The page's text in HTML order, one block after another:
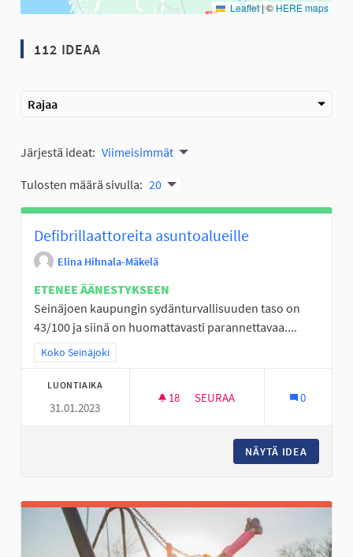
Leaflet |© HERE maps
112 IDEAA
Rajaa
Järjestä ideat: Viimeisimmät
Tulosten määrä sivulla: 20
Defibrillaattoreita asuntoalueille
Elina Hihnala-Mäkelä
ETENEE ÄÄNESTYKSEEN
Seinäjoen kaupungin sydänturvallisuuden taso on
43/100 ja siinä on huomattavasti parannettavaa....
Rajaa tulokset teeman mukaan: Koko Seinäjoki
Koko Seinäjoki
LUONTIAIKA
31.01.2023
18 18 SEURAAJAA
SEURAA 0
NÄYTÄ IDEA